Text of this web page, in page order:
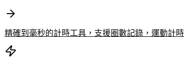
精確到毫秒的計時工具，支援圈數記錄，運動計